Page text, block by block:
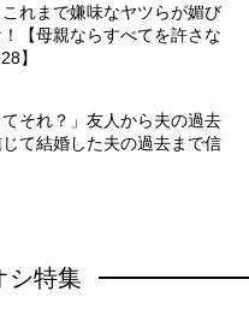
れまで嫌味なヤツらが媚び
【母親ならすべてを許さな
】
てそれ？」友人から夫の過去
て結婚した夫の過去まで信
シ特集